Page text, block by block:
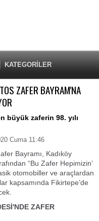
KATEGORİLER
ZAFER BAYRAM'NA
büyük zaferin 98. yılı
Cuma 11:46
Bayramı, Kadıköy
“Bu Zafer Hepimizin’
otomobiller ve araçlardan
kapsamında Fikirtepe’de
ZAFER